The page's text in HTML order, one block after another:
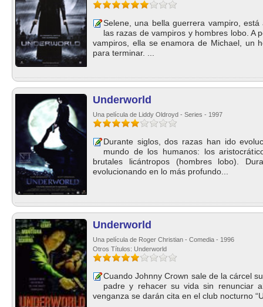
Selene, una bella guerrera vampiro,
las razas de vampiros y hombres lobo. A
vampiros, ella se enamora de Michael, un
para terminar. ...
Underworld
Una película de Liddy Oldroyd - Series - 1997
Durante siglos, dos razas han ido
mundo de los humanos: los
brutales licántropos (hombres lobo).
evolucionando en lo más profundo...
Underworld
Una película de Roger Christian - Comedia - 1996
Otros Títulos: Underworld
Cuando Johnny Crown sale de la cárcel
padre y rehacer su vida sin renunciar
venganza se darán cita en el club nocturno